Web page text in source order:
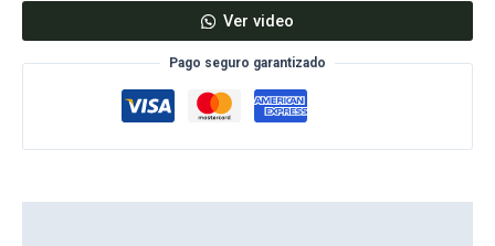
Ver video
Pago seguro garantizado